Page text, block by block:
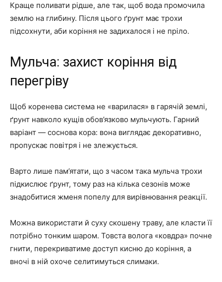
Краще поливати рідше, але так, щоб вода промочила
землю на глибину. Після цього ґрунт має трохи
підсохнути, аби коріння не задихалося і не пріло.
Мульча: захист коріння від
перегріву
Щоб коренева система не «варилася» в гарячій землі,
ґрунт навколо кущів обов’язково мульчують. Гарний
варіант — соснова кора: вона виглядає декоративно,
пропускає повітря і не злежується.
Варто лише пам’ятати, що з часом така мульча трохи
підкислює ґрунт, тому раз на кілька сезонів може
знадобитися жменя попелу для вирівнювання реакції.
Можна використати й суху скошену траву, але класти її
потрібно тонким шаром. Товста волога «ковдра» почне
гнити, перекриватиме доступ кисню до коріння, а
вночі в ній охоче селитимуться слимаки.